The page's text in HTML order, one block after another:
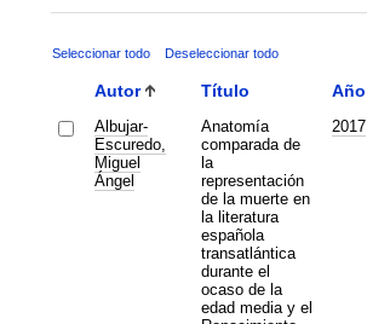
Seleccionar todo Deseleccionar todo
Autor Título Año
Albujar-
Escuredo,
Miguel
Ángel
Anatomía
comparada de
la
representación
de la muerte en
la literatura
española
transatlántica
durante el
ocaso de la
edad media y el
2017